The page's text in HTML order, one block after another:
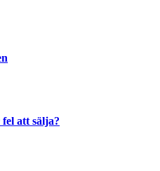
att sälja?